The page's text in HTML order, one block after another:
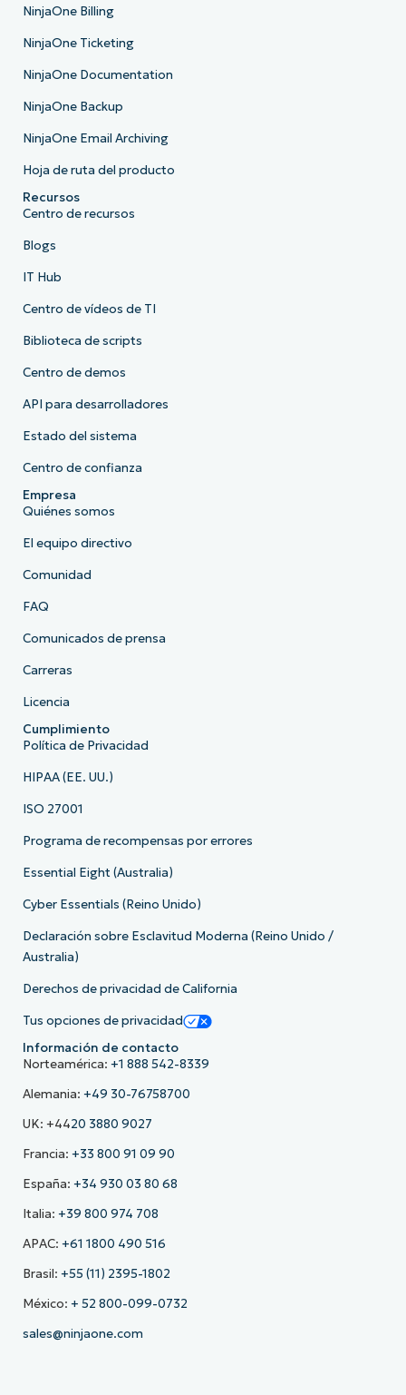
NinjaOne Billing
NinjaOne Ticketing
NinjaOne Documentation
NinjaOne Backup
NinjaOne Email Archiving
Hoja de ruta del producto
Recursos
Centro de recursos
Blogs
IT Hub
Centro de vídeos de TI
Biblioteca de scripts
Centro de demos
API para desarrolladores
Estado del sistema
Centro de confianza
Empresa
Quiénes somos
El equipo directivo
Comunidad
FAQ
Comunicados de prensa
Carreras
Licencia
Cumplimiento
Política de Privacidad
HIPAA (EE. UU.)
ISO 27001
Programa de recompensas por errores
Essential Eight (Australia)
Cyber Essentials (Reino Unido)
Declaración sobre Esclavitud Moderna (Reino Unido /
Australia)
Derechos de privacidad de California
Tus opciones de privacidad
Información de contacto
Norteamérica: +1 888 542-8339
Alemania: +49 30-76758700
UK: +4420 3880 9027
Francia: +33 800 91 09 90
España: +34 930 03 80 68
Italia: +39 800 974 708
APAC: +61 1800 490 516
Brasil: +55 (11) 2395-1802
México: + 52 800-099-0732
sales@ninjaone.com